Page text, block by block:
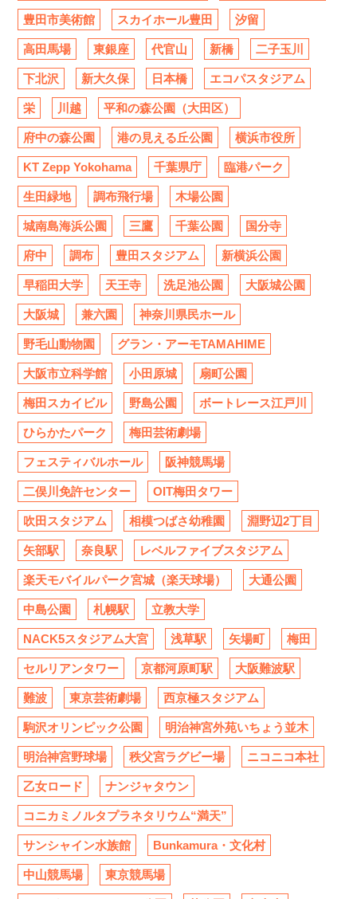
豊田市美術館 スカイホール豊田 汐留
高田馬場 東銀座 代官山 新橋 二子玉川
下北沢 新大久保 日本橋 エコパスタジアム
栄 川越 平和の森公園（大田区）
府中の森公園 港の見える丘公園 横浜市役所
KT Zepp Yokohama 千葉県庁 臨港パーク
生田緑地 調布飛行場 木場公園
城南島海浜公園 三鷹 千葉公園 国分寺
府中 調布 豊田スタジアム 新横浜公園
早稲田大学 天王寺 洗足池公園 大阪城公園
大阪城 兼六園 神奈川県民ホール
野毛山動物園 グラン・アーモTAMAHIME
大阪市立科学館 小田原城 扇町公園
梅田スカイビル 野島公園 ボートレース江戸川
ひらかたパーク 梅田芸術劇場
フェスティバルホール 阪神競馬場
二俣川免許センター OIT梅田タワー
吹田スタジアム 相模つばさ幼稚園 淵野辺2丁目
矢部駅 奈良駅 レベルファイブスタジアム
楽天モバイルパーク宮城（楽天球場） 大通公園
中島公園 札幌駅 立教大学
NACK5スタジアム大宮 浅草駅 矢場町 梅田
セルリアンタワー 京都河原町駅 大阪難波駅
難波 東京芸術劇場 西京極スタジアム
駒沢オリンピック公園 明治神宮外苑いちょう並木
明治神宮野球場 秩父宮ラグビー場 ニコニコ本社
乙女ロード ナンジャタウン
コニカミノルタプラネタリウム“満天”
サンシャイン水族館 Bunkamura・文化村
中山競馬場 東京競馬場